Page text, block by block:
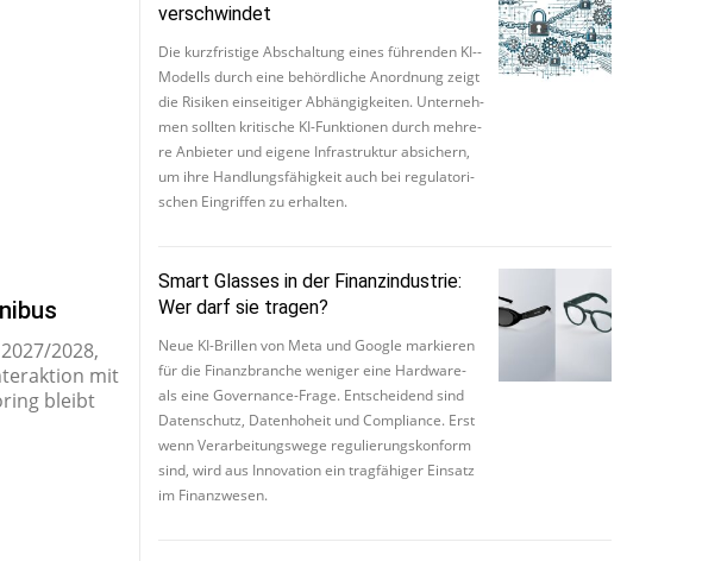
2028,
mit
bleibt
verschwindet
Die kurz­fris­ti­ge Ab­schal­tung ei­nes füh­ren­den KI­-­
Mo­dells durch ei­ne be­hörd­li­che An­ord­nung zeigt
die Ri­si­ken ein­sei­ti­ger Ab­hän­gig­kei­ten. Un­ter­neh­
men soll­ten kri­ti­sche KI­-­Funk­ti­o­nen durch meh­re­
re An­bie­ter und ei­ge­ne In­fra­s­truk­tur ab­si­chern,
um ih­re Hand­lungs­fä­hig­keit auch bei re­gu­la­to­ri­
schen Ein­grif­fen zu er­hal­ten.
Smart Glasses in der Finanzindustrie:
Wer darf sie tragen?
Neue KI­-­Bril­len von Me­ta und Goo­gle mar­kie­ren
für die Fi­nanz­bran­che we­ni­ger ei­ne Hard­wa­re-
als ei­ne Go­ver­nance­-­Fra­ge. Ent­schei­dend sind
Da­ten­schutz, Da­ten­ho­heit und Com­pli­ance. Erst
wenn Ver­a­r­bei­tungs­we­ge re­gu­lie­rungs­kon­form
sind, wird aus In­no­va­ti­on ein trag­fä­hi­ger Ein­satz
im Fi­nanz­we­sen.